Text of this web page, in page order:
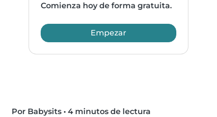
Comienza hoy de forma gratuita.
Empezar
Por Babysits • 4 minutos de lectura